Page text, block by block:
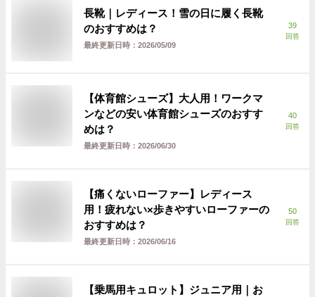
長靴｜レディース！雪の日に履く長靴
のおすすめは？
最終更新日時： 2026/05/09
39
回答
【体育館シューズ】大人用！ワークマ
ンなどの安い体育館シューズのおすす
めは？
最終更新日時： 2026/06/30
40
回答
【痛くないローファー】レディース
用！疲れない×歩きやすいローファーの
おすすめは？
最終更新日時： 2026/06/16
50
回答
【乗馬用キュロット】ジュニア用｜お